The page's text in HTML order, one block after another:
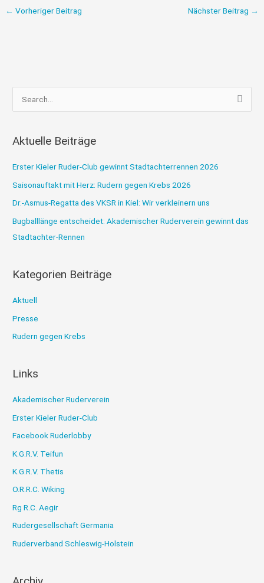
← Vorheriger Beitrag Nächster Beitrag →
u
h
n
a
c
h
Aktuelle Beiträge
Erster Kieler Ruder-Club gewinnt Stadtachterrennen 2026
Saisonauftakt mit Herz: Rudern gegen Krebs 2026
Dr.-Asmus-Regatta des VKSR in Kiel: Wir verkleinern uns
Bugballlänge entscheidet: Akademischer Ruderverein gewinnt das
Stadtachter-Rennen
Kategorien Beiträge
Aktuell
Presse
Rudern gegen Krebs
Links
Akademischer Ruderverein
Erster Kieler Ruder-Club
Facebook Ruderlobby
K.G.R.V. Teifun
K.G.R.V. Thetis
O.R.R.C. Wiking
Rg R.C. Aegir
Rudergesellschaft Germania
Ruderverband Schleswig-Holstein